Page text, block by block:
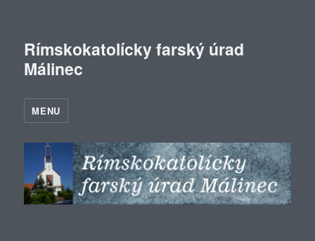
Rímskokatolícky farský úrad
Málinec
MENU